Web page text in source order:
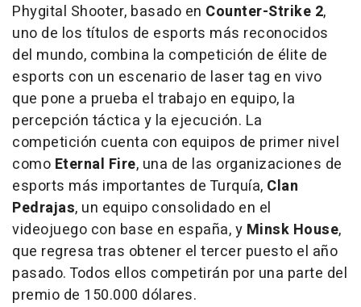
Phygital Shooter, basado en Counter-Strike 2,
uno de los títulos de esports más reconocidos
del mundo, combina la competición de élite de
esports con un escenario de laser tag en vivo
que pone a prueba el trabajo en equipo, la
percepción táctica y la ejecución. La
competición cuenta con equipos de primer nivel
como Eternal Fire, una de las organizaciones de
esports más importantes de Turquía, Clan
Pedrajas, un equipo consolidado en el
videojuego con base en españa, y Minsk House,
que regresa tras obtener el tercer puesto el año
pasado. Todos ellos competirán por una parte del
premio de 150.000 dólares.